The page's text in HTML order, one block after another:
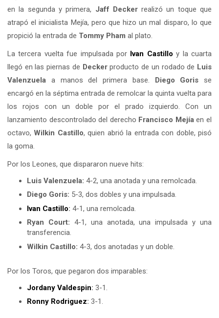
en la segunda y primera, Jaff Deckerrealizó un toque que
atrapó el inicialista Mejía, pero que hizo un mal disparo, lo que
propició la entrada de Tommy Pham al plato.
La tercera vuelta fue impulsada por Ivan Castillo y la cuarta
llegó en las piernas de Deckerproducto de un rodado de Luis
Valenzuela a manos del primera base. Diego Goris se
encargó en la séptima entrada de remolcar la quinta vuelta para
los rojos con un doble por el prado izquierdo. Con un
lanzamiento descontrolado del derecho Francisco Mejía en el
octavo,Wilkin Castillo, quien abrió la entrada con doble, pisó
la goma.
Por los Leones, que dispararon nueve hits:
Luis Valenzuela: 4-2, una anotada y una remolcada.
Diego Goris: 5-3, dos dobles y una impulsada.
Ivan Castillo: 4-1, una remolcada.
Ryan Court: 4-1, una anotada, una impulsada y una
transferencia.
Wilkin Castillo: 4-3, dos anotadas y un doble.
Por los Toros, que pegaron dos imparables:
Jordany Valdespin: 3-1.
Ronny Rodriguez: 3-1.